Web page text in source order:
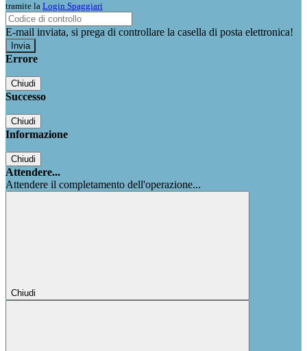
tramite la Login Spaggiari
E-mail inviata, si prega di controllare la casella di posta elettronica!
Errore
Chiudi
Successo
Chiudi
Informazione
Chiudi
Attendere...
Attendere il completamento dell'operazione...
Chiudi